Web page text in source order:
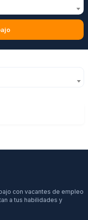
con vacantes de empleo
a tus habilidades y